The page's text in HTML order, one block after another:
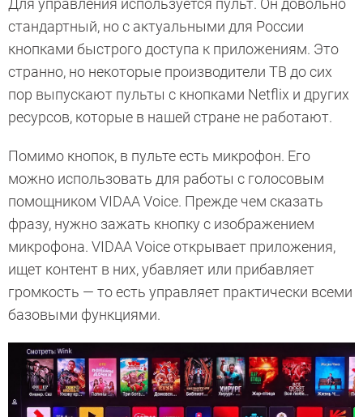
стандартный, но с актуальными для России
кнопками быстрого доступа к приложениям. Это
странно, но некоторые производители ТВ до сих
пор выпускают пульты с кнопками Netflix и других
ресурсов, которые в нашей стране не работают.
Помимо кнопок, в пульте есть микрофон. Его
можно использовать для работы с голосовым
помощником VIDAA Voice. Прежде чем сказать
фразу, нужно зажать кнопку с изображением
микрофона. VIDAA Voice открывает приложения,
ищет контент в них, убавляет или прибавляет
громкость — то есть управляет практически всеми
базовыми функциями.